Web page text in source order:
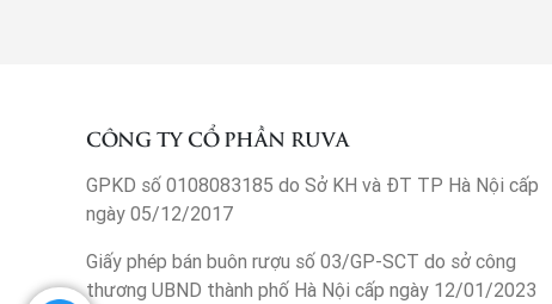
CÔNG TY CỔ PHẦN RUVA
GPKD số 0108083185 do Sở KH và ĐT TP Hà Nội cấp
ngày 05/12/2017
Giấy phép bán buôn rượu số 03/GP-SCT do sở công
thương UBND thành phố Hà Nội cấp ngày 12/01/2023